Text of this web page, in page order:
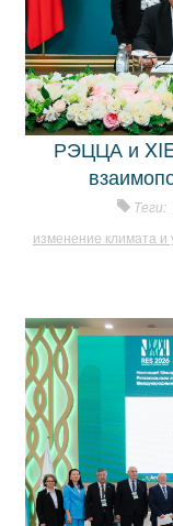
РЭЦЦА и
Теги:
изменение климата и